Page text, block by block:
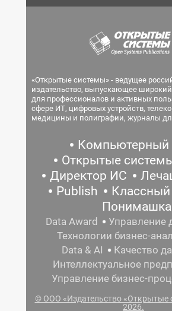
«Открытые системы» - ведущее
издательство, выпускающее
для профессионалов и активных
сфере ИТ, цифровых устройств,
медицины и полиграфии, журналы
Компьютерный
Открытые
Директор ИС
Publish
Понимашка
Data Award
Управление
Технологии бизнес-
Data & AI
Качество
Интеллектуальное
Управление бизнес-
© ООО «Издательство «Открытые
2026.